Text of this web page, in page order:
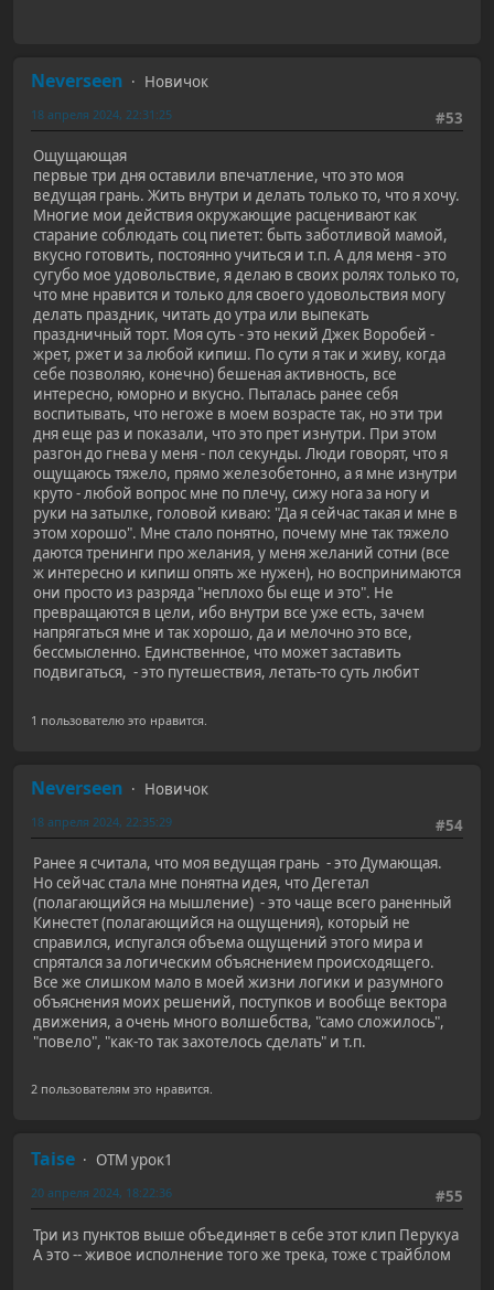
Neverseen
Новичок
#53
18 апреля 2024, 22:31:25
Ощущающая
первые три дня оставили впечатление, что это моя
ведущая грань. Жить внутри и делать только то, что я хочу.
Многие мои действия окружающие расценивают как
старание соблюдать соц пиетет: быть заботливой мамой,
вкусно готовить, постоянно учиться и т.п. А для меня - это
сугубо мое удовольствие, я делаю в своих ролях только то,
что мне нравится и только для своего удовольствия могу
делать праздник, читать до утра или выпекать
праздничный торт. Моя суть - это некий Джек Воробей -
жрет, ржет и за любой кипиш. По сути я так и живу, когда
себе позволяю, конечно) бешеная активность, все
интересно, юморно и вкусно. Пыталась ранее себя
воспитывать, что негоже в моем возрасте так, но эти три
дня еще раз и показали, что это прет изнутри. При этом
разгон до гнева у меня - пол секунды. Люди говорят, что я
ощущаюсь тяжело, прямо железобетонно, а я мне изнутри
круто - любой вопрос мне по плечу, сижу нога за ногу и
руки на затылке, головой киваю: "Да я сейчас такая и мне в
этом хорошо". Мне стало понятно, почему мне так тяжело
даются тренинги про желания, у меня желаний сотни (все
ж интересно и кипиш опять же нужен), но воспринимаются
они просто из разряда "неплохо бы еще и это". Не
превращаются в цели, ибо внутри все уже есть, зачем
напрягаться мне и так хорошо, да и мелочно это все,
бессмысленно. Единственное, что может заставить
подвигаться, - это путешествия, летать-то суть любит
1 пользователю это нравится.
Neverseen
Новичок
#54
18 апреля 2024, 22:35:29
Ранее я считала, что моя ведущая грань - это Думающая.
Но сейчас стала мне понятна идея, что Дегетал
(полагающийся на мышление) - это чаще всего раненный
Кинестет (полагающийся на ощущения), который не
справился, испугался объема ощущений этого мира и
спрятался за логическим объяснением происходящего.
Все же слишком мало в моей жизни логики и разумного
объяснения моих решений, поступков и вообще вектора
движения, а очень много волшебства, "само сложилось",
"повело", "как-то так захотелось сделать" и т.п.
2 пользователям это нравится.
Taise
ОТМ урок1
#55
20 апреля 2024, 18:22:36
Три из пунктов выше объединяет в себе этот клип Перукуа
А это -- живое исполнение того же трека, тоже с трайблом